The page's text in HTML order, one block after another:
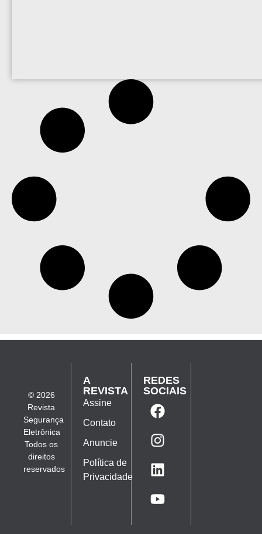
© 2026
Revista
Segurança
Eletrônica
Todos os
direitos
reservados
A
REVISTA
Assine
Contato
Anuncie
Política de
Privacidade
REDES
SOCIAIS